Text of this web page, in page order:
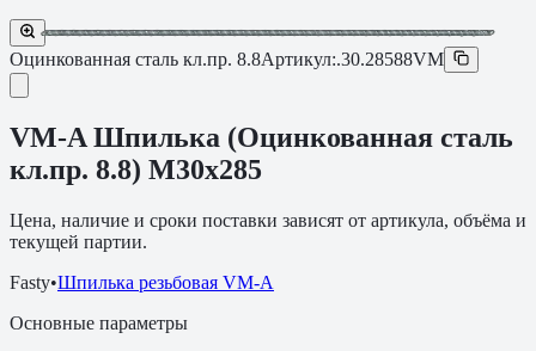
Оцинкованная сталь кл.пр. 8.8Артикул:.30.28588VM
VM-A Шпилька (Оцинкованная сталь
кл.пр. 8.8) M30х285
Цена, наличие и сроки поставки зависят от артикула, объёма и
текущей партии.
Fasty•Шпилька резьбовая VM-A
Основные параметры